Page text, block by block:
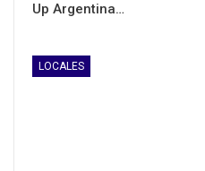
Up Argentina…
LOCALES